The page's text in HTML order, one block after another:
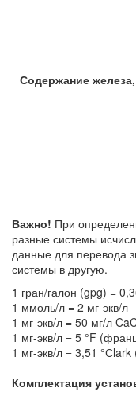
Содержание
Важно! При
разные системы
данные для перевода
системы в другую.
1 гран/галон (gpg) =
1 ммоль/л = 2 мг-экв/л
1 мг-экв/л = 50 мг/л
1 мг-экв/л = 5 °F
1 мг-экв/л = 3,51 °Сlark
Комплектация